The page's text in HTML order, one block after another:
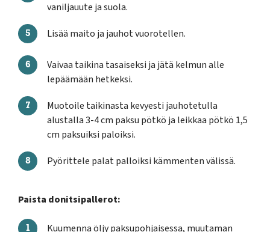
vaniljauute ja suola.
Lisää maito ja jauhot vuorotellen.
Vaivaa taikina tasaiseksi ja jätä kelmun alle
lepäämään hetkeksi.
Muotoile taikinasta kevyesti jauhotetulla
alustalla 3-4 cm paksu pötkö ja leikkaa pötkö 1,5
cm paksuiksi paloiksi.
Pyörittele palat palloiksi kämmenten välissä.
Paista donitsipallerot:
Kuumenna öljy paksupohjaisessa, muutaman